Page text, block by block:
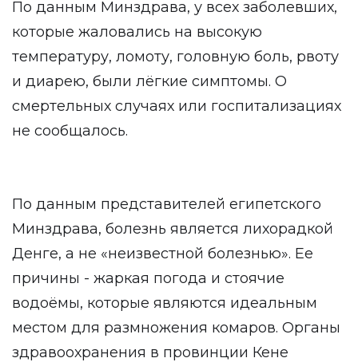
По данным Минздрава, у всех заболевших,
которые жаловались на высокую
температуру, ломоту, головную боль, рвоту
и диарею, были лёгкие симптомы. О
смертельных случаях или госпитализациях
не сообщалось.
По данным представителей египетского
Минздрава, болезнь является лихорадкой
Денге, а не «неизвестной болезнью». Ее
причины - жаркая погода и стоячие
водоёмы, которые являются идеальным
местом для размножения комаров. Органы
здравоохранения в провинции Кене